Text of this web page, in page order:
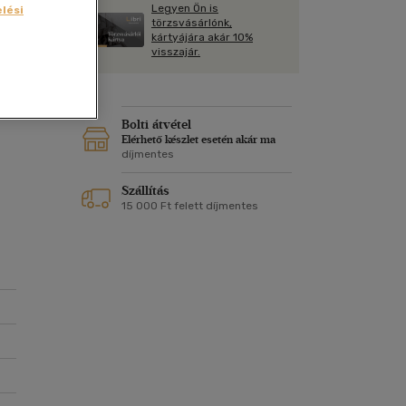
Kártya
Képeslap
Naptár
Vallás, mitológia
Legyen Ön is
törzsvásárlónk,
kártyájára akár 10%
visszajár.
Bolti átvétel
Elérhető készlet esetén akár ma
díjmentes
Szállítás
15 000 Ft felett díjmentes